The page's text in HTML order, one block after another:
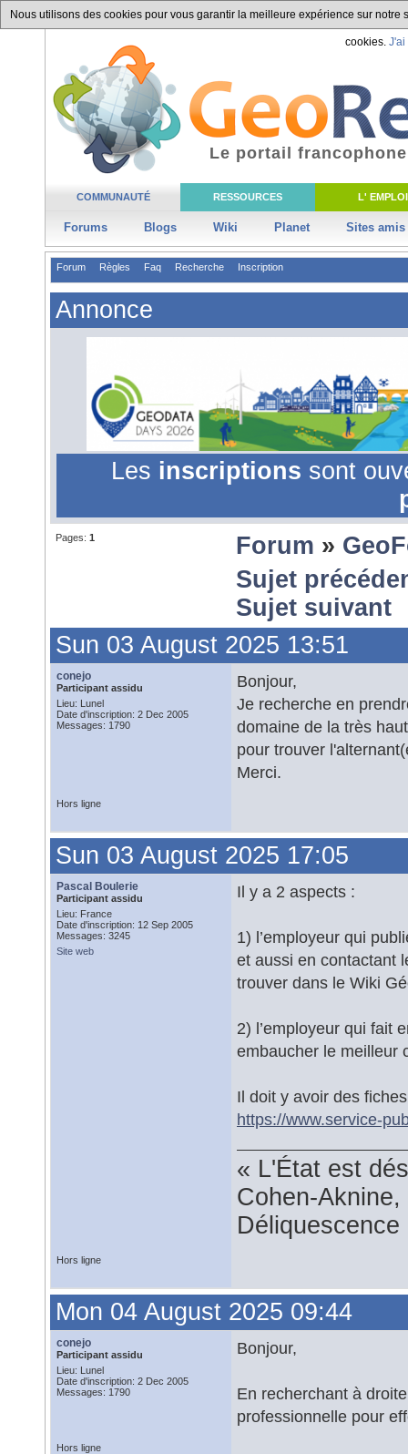
Nous utilisons des cookies pour vous garantir la meilleure expérience sur
cookies. J'ai
COMMUNAUTÉ RESSOURCES L' EMPLOI
Forums Blogs Wiki Planet Sites amis
Le portail
Forum Règles Faq Recherche Inscription
Annonce
Les inscriptions sont
Pages: 1 Forum »
Sujet
Sujet suivant
Sun 03 August 2025 13:51
conejo
Participant assidu
Lieu: Lunel
Date d'inscription: 2 Dec 2005
Messages: 1790
Bonjour,
Je recherche en
domaine de la très
pour trouver
Merci.
Hors ligne
Sun 03 August 2025 17:05
Pascal Boulerie
Participant assidu
Lieu: France
Date d'inscription: 12 Sep 2005
Messages: 3245
Site web
Il y a 2 aspects :
1) l’employeur qui
et aussi en contactant
trouver dans le Wiki
2) l’employeur qui fait
embaucher le meilleur
Il doit y avoir des
https://www.service-
« L'État est
Cohen-
Hors ligne
Mon 04 August 2025 09:44
conejo
Participant assidu
Lieu: Lunel
Date d'inscription: 2 Dec 2005
Messages: 1790
Bonjour,
En recherchant à
professionnelle pour
Hors ligne